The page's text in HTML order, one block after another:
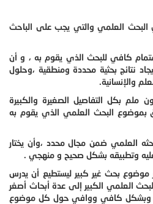
البحث العلمي والتي يجب على الباحث
كافي للبحث الذي يقوم به ، و أن
نتائج بحثية محددة ومنطقية ،وحلول
والإنسانية.
ملم بكل التفاصيل الصغيرة والكبيرة
بموضوع البحث العلمي الذي يقوم به
العلمي ضمن مجال محدد ،وأن يختار
وتطبيقه بشكل صحيح و منهجي .
موضوع بحث غير كبير ليستطيع أن يدرس
العلمي الكبير إلى عدة أبحاث أصغر
وبشكل كافي ووافي حول كل موضوع